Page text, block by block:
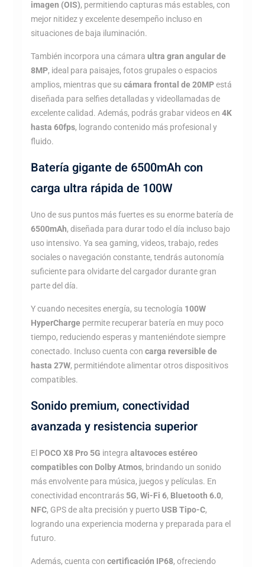
imagen (OIS), permitiendo capturas más estables, con
mejor nitidez y excelente desempeño incluso en
situaciones de baja iluminación.
También incorpora una cámara ultra gran angular de
8MP, ideal para paisajes, fotos grupales o espacios
amplios, mientras que su cámara frontal de 20MPestá
diseñada para selfies detalladas y videollamadas de
excelente calidad. Además, podrás grabar videos en 4K
hasta 60fps, logrando contenido más profesional y
fluido.
Batería gigante de 6500mAh con
carga ultra rápida de 100W
Uno de sus puntos más fuertes es su enorme batería de
6500mAh, diseñada para durar todo el día incluso bajo
uso intensivo. Ya sea gaming, videos, trabajo, redes
sociales o navegación constante, tendrás autonomía
suficiente para olvidarte del cargador durante gran
parte del día.
Y cuando necesites energía, su tecnología 100W
HyperCharge permite recuperar batería en muy poco
tiempo, reduciendo esperas y manteniéndote siempre
conectado. Incluso cuenta con carga reversible de
hasta 27W, permitiéndote alimentar otros dispositivos
compatibles.
Sonido premium, conectividad
avanzada y resistencia superior
El POCO X8 Pro 5G integra altavoces estéreo
compatibles con Dolby Atmos, brindando un sonido
más envolvente para música, juegos y películas. En
conectividad encontrarás 5G, Wi-Fi 6, Bluetooth 6.0,
NFC, GPS de alta precisión y puerto USB Tipo-C,
logrando una experiencia moderna y preparada para el
futuro.
Además, cuenta con certificación IP68, ofreciendo